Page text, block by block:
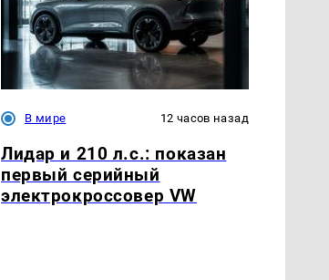
В мире 12 часов назад
Лидар и 210 л.с.: показан
первый серийный
электрокроссовер VW